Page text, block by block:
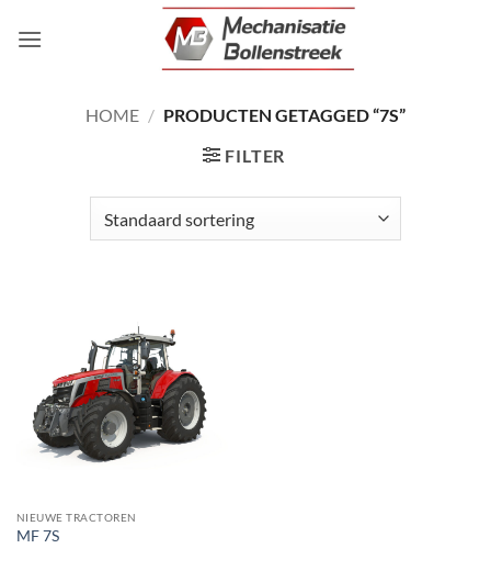
naar
HOME / PRODUCTEN GETAGGED “7S”
FILTER
NIEUWE TRACTOREN
MF 7S